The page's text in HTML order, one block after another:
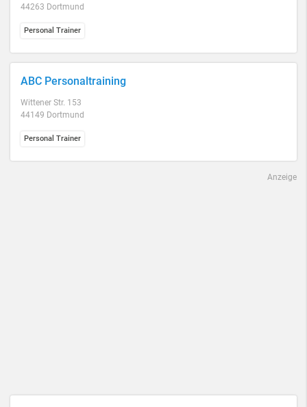
44263 Dortmund
Personal Trainer
ABC Personaltraining
Wittener Str. 153
44149 Dortmund
Personal Trainer
Anzeige